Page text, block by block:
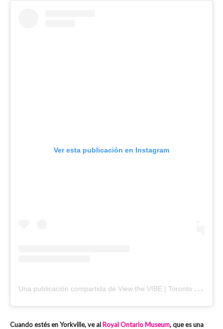
Ver esta publicación en Instagram
U
na publicación compartida de View the VIBE | Toronto (@viewthevibe)
Cuando estés en Yorkville, ve al Royal Ontario Museum, que es una